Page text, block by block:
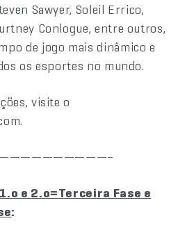
Sawyer, Soleil Errico,
Conlogue, entre outros,
de jogo mais dinâmico e
os esportes no mundo.
visite o
1.o e 2.o=Terceira Fase e
: